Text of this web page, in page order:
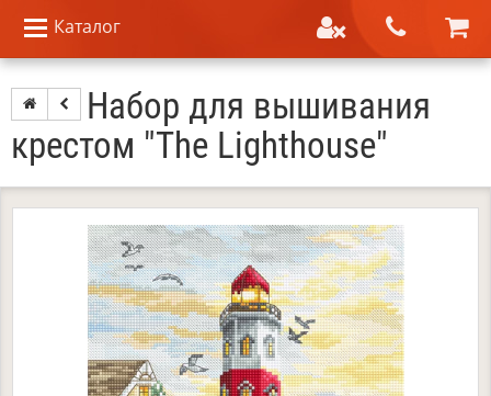
Каталог
Набор для вышивания
крестом "The Lighthouse"